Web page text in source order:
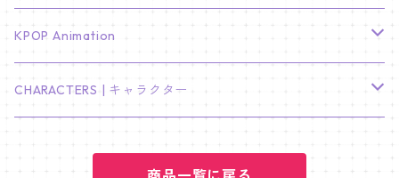
PARK BO GUM
ジョンハン
バンチャン
リノ
TXT
ヨンジュン
ENHYPEN
プレミアム写真集
ステッカー&粘着メモ紙セット
Stray Kids
MANIAC ENCORE
SKZOO
01/16 SEUNGKWAN
02/01 DOYOUNG
PIERCE
EARRING
KPOP Animation
KPop Demon Hunters
CHARACTERS | キャラクター